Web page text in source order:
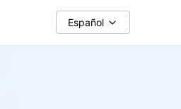
Español